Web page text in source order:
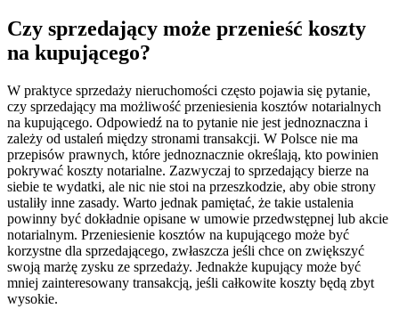
Czy sprzedający może przenieść koszty
na kupującego?
W praktyce sprzedaży nieruchomości często pojawia się pytanie,
czy sprzedający ma możliwość przeniesienia kosztów notarialnych
na kupującego. Odpowiedź na to pytanie nie jest jednoznaczna i
zależy od ustaleń między stronami transakcji. W Polsce nie ma
przepisów prawnych, które jednoznacznie określają, kto powinien
pokrywać koszty notarialne. Zazwyczaj to sprzedający bierze na
siebie te wydatki, ale nic nie stoi na przeszkodzie, aby obie strony
ustaliły inne zasady. Warto jednak pamiętać, że takie ustalenia
powinny być dokładnie opisane w umowie przedwstępnej lub akcie
notarialnym. Przeniesienie kosztów na kupującego może być
korzystne dla sprzedającego, zwłaszcza jeśli chce on zwiększyć
swoją marżę zysku ze sprzedaży. Jednakże kupujący może być
mniej zainteresowany transakcją, jeśli całkowite koszty będą zbyt
wysokie.